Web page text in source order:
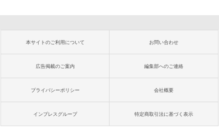
本サイトのご利用について お問い合わせ
広告掲載のご案内 編集部へのご連絡
プライバシーポリシー 会社概要
インプレスグループ 特定商取引法に基づく表示